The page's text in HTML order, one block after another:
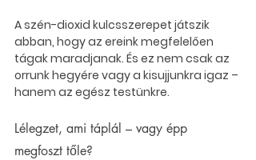
A szén-dioxid kulcsszerepet játszik
abban, hogy az ereink megfelelően
tágak maradjanak. És ez nem csak az
orrunk hegyére vagy a kisujjunkra igaz –
hanem az egész testünkre.
Lélegzet, ami táplál – vagy épp
megfoszt tőle?